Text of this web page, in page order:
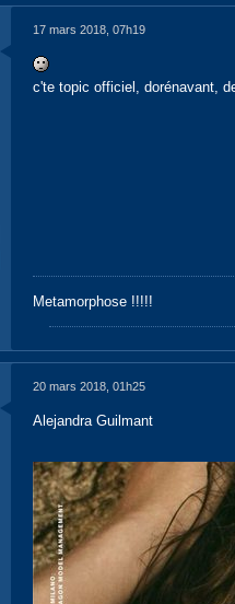
17 mars 2018, 07h19
c'te topic officiel, dorénavant,
Metamorphose !!!!!
20 mars 2018, 01h25
Alejandra Guilmant